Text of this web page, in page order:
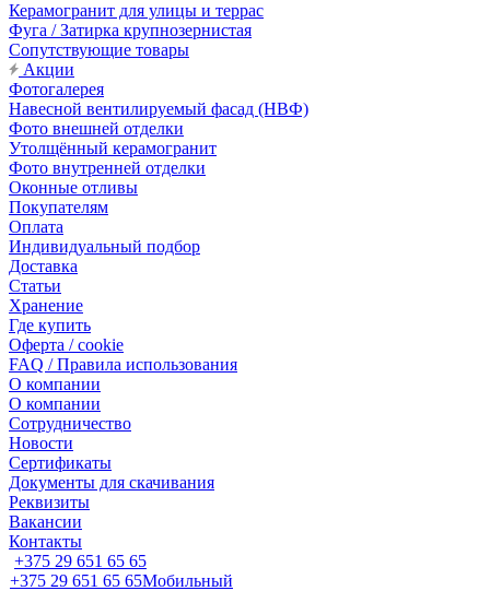
Керамогранит для улицы и террас
Фуга / Затирка крупнозернистая
Сопутствующие товары
Акции
Фотогалерея
Навесной вентилируемый фасад (НВФ)
Фото внешней отделки
Утолщённый керамогранит
Фото внутренней отделки
Оконные отливы
Покупателям
Оплата
Индивидуальный подбор
Доставка
Статьи
Хранение
Где купить
Оферта / cookie
FAQ / Правила использования
О компании
О компании
Сотрудничество
Новости
Сертификаты
Документы для скачивания
Реквизиты
Вакансии
Контакты
+375 29 651 65 65
+375 29 651 65 65Мобильный